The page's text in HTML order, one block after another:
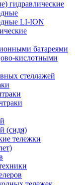
гидравлические
LI-ION
батареями
кислотными
стеллажей
(сидя)
тележки